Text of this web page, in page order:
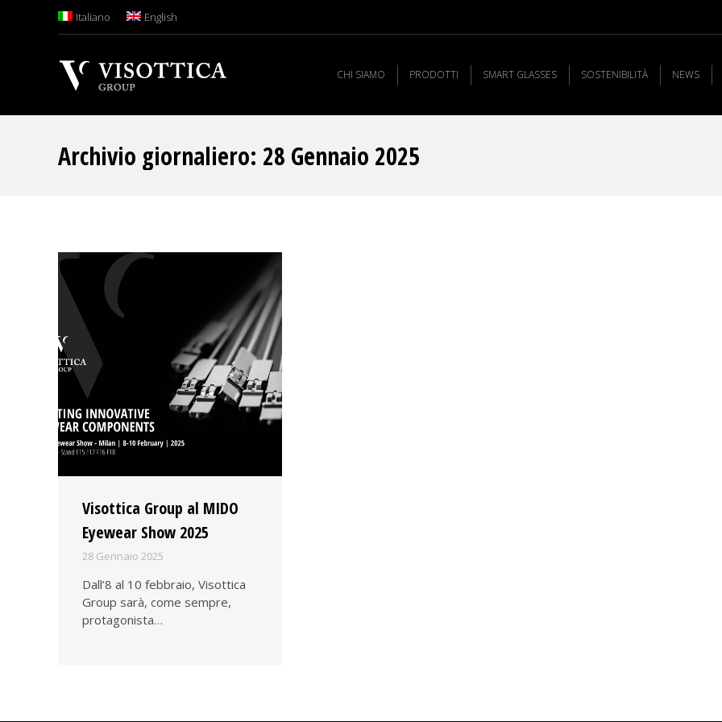
Italiano English
CHI SIAMO PRODOTTI SMART GLASSES SOSTENIBILITÀ NEWS
Archivio giornaliero: 28 Gennaio 2025
Visottica Group al MIDO
Eyewear Show 2025
28 Gennaio 2025
Dall’8 al 10 febbraio, Visottica
Group sarà, come sempre,
protagonista…